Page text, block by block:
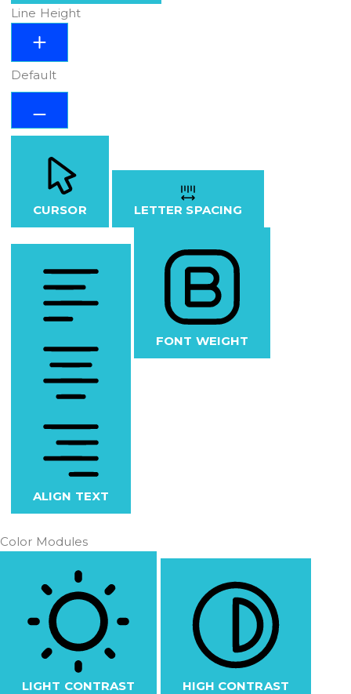
Line Height
Default
CURSOR LETTER SPACING
ALIGN TEXT
FONT WEIGHT
Color Modules
LIGHT CONTRAST HIGH CONTRAST